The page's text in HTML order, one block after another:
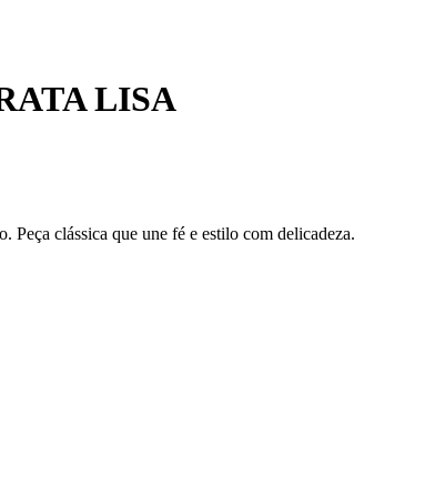
LISA
Peça clássica que une fé e estilo com delicadeza.